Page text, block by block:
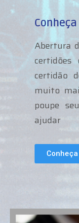
Abertura
certidões
certidão
muito
poupe
ajudar